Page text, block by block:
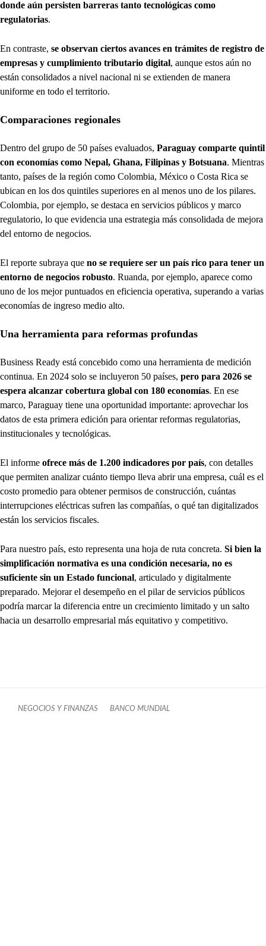
donde aún persisten barreras tanto tecnológicas como
regulatorias.
En contraste, se observan ciertos avances en trámites de registro de
empresas y cumplimiento tributario digital, aunque estos aún no
están consolidados a nivel nacional ni se extienden de manera
uniforme en todo el territorio.
Comparaciones regionales
Dentro del grupo de 50 países evaluados, Paraguay comparte quintil
con economías como Nepal, Ghana, Filipinas y Botsuana. Mientras
tanto, países de la región como Colombia, México o Costa Rica se
ubican en los dos quintiles superiores en al menos uno de los pilares.
Colombia, por ejemplo, se destaca en servicios públicos y marco
regulatorio, lo que evidencia una estrategia más consolidada de mejora
del entorno de negocios.
El reporte subraya que no se requiere ser un país rico para tener un
entorno de negocios robusto. Ruanda, por ejemplo, aparece como
uno de los mejor puntuados en eficiencia operativa, superando a varias
economías de ingreso medio alto.
Una herramienta para reformas profundas
Business Ready está concebido como una herramienta de medición
continua. En 2024 solo se incluyeron 50 países, pero para 2026 se
espera alcanzar cobertura global con 180 economías. En ese
marco, Paraguay tiene una oportunidad importante: aprovechar los
datos de esta primera edición para orientar reformas regulatorias,
institucionales y tecnológicas.
El informe ofrece más de 1.200 indicadores por país, con detalles
que permiten analizar cuánto tiempo lleva abrir una empresa, cuál es el
costo promedio para obtener permisos de construcción, cuántas
interrupciones eléctricas sufren las compañías, o qué tan digitalizados
están los servicios fiscales.
Para nuestro país, esto representa una hoja de ruta concreta. Si bien la
simplificación normativa es una condición necesaria, no es
suficiente sin un Estado funcional, articulado y digitalmente
preparado. Mejorar el desempeño en el pilar de servicios públicos
podría marcar la diferencia entre un crecimiento limitado y un salto
hacia un desarrollo empresarial más equitativo y competitivo.
NEGOCIOS Y FINANZAS BANCO MUNDIAL